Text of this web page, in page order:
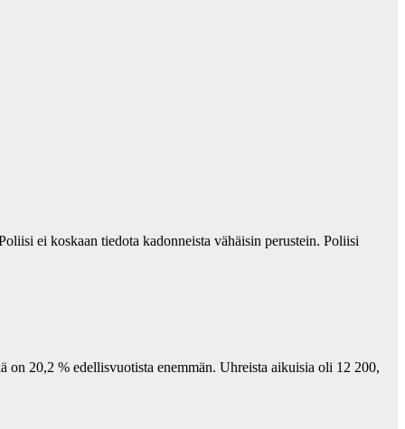
ei koskaan tiedota kadonneista vähäisin perustein. Poliisi
20,2 % edellisvuotista enemmän. Uhreista aikuisia oli 12 200,